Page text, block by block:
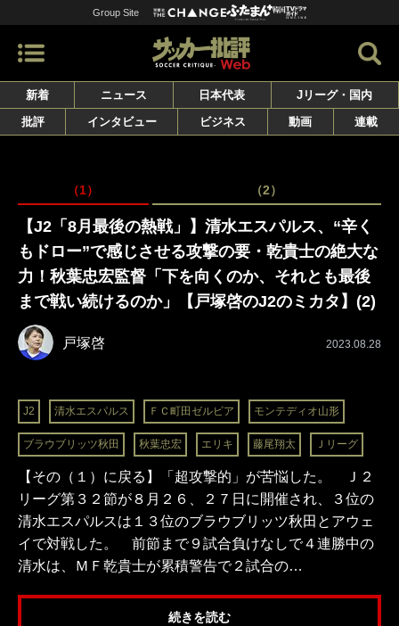
Group Site
新着 ニュース 日本代表
Jリーグ・国内
批評
インタビュー ビジネス 動画 連載
（1） （2）
【J2「8月最後の熱戦」】清水エスパルス、“辛く
もドロー”で感じさせる攻撃の要・乾貴士の絶大な
力！秋葉忠宏監督「下を向くのか、それとも最後
まで戦い続けるのか」【戸塚啓のJ2のミカタ】(2)
戸塚啓 2023.08.28
J2 清水エスパルス ＦＣ町田ゼルビア モンテディオ山形
ブラウブリッツ秋田 秋葉忠宏 エリキ 藤尾翔太 Ｊリーグ
【その（１）に戻る】「超攻撃的」が苦悩した。 Ｊ２
リーグ第３２節が８月２６、２７日に開催され、３位の
清水エスパルスは１３位のブラウブリッツ秋田とアウェ
イで対戦した。 前節まで９試合負けなしで４連勝中の
清水は、ＭＦ乾貴士が累積警告で２試合の…
続きを読む